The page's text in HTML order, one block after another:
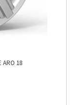
ARO 18